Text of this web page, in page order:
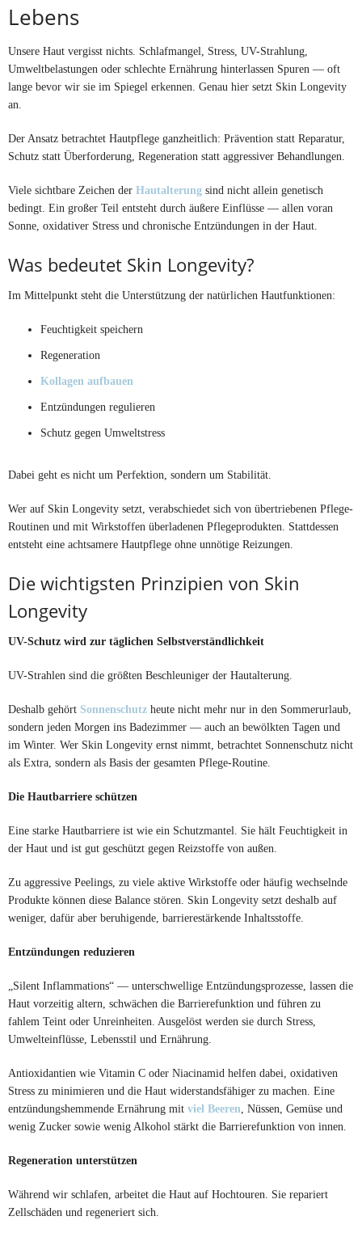
Lebens
Unsere Haut vergisst nichts. Schlafmangel, Stress, UV-Strahlung,
Umweltbelastungen oder schlechte Ernährung hinterlassen Spuren — oft
lange bevor wir sie im Spiegel erkennen. Genau hier setzt Skin Longevity
an.
Der Ansatz betrachtet Hautpflege ganzheitlich: Prävention statt Reparatur,
Schutz statt Überforderung, Regeneration statt aggressiver Behandlungen.
Viele sichtbare Zeichen der Hautalterung sind nicht allein genetisch
bedingt. Ein großer Teil entsteht durch äußere Einflüsse — allen voran
Sonne, oxidativer Stress und chronische Entzündungen in der Haut.
Was bedeutet Skin Longevity?
Im Mittelpunkt steht die Unterstützung der natürlichen Hautfunktionen:
Feuchtigkeit speichern
Regeneration
Kollagen aufbauen
Entzündungen regulieren
Schutz gegen Umweltstress
Dabei geht es nicht um Perfektion, sondern um Stabilität.
Wer auf Skin Longevity setzt, verabschiedet sich von übertriebenen Pflege-
Routinen und mit Wirkstoffen überladenen Pflegeprodukten. Stattdessen
entsteht eine achtsamere Hautpflege ohne unnötige Reizungen.
Die wichtigsten Prinzipien von Skin
Longevity
UV-Schutz wird zur täglichen Selbstverständlichkeit
UV-Strahlen sind die größten Beschleuniger der Hautalterung.
Deshalb gehört Sonnenschutz heute nicht mehr nur in den Sommerurlaub,
sondern jeden Morgen ins Badezimmer — auch an bewölkten Tagen und
im Winter. Wer Skin Longevity ernst nimmt, betrachtet Sonnenschutz nicht
als Extra, sondern als Basis der gesamten Pflege-Routine.
Die Hautbarriere schützen
Eine starke Hautbarriere ist wie ein Schutzmantel. Sie hält Feuchtigkeit in
der Haut und ist gut geschützt gegen Reizstoffe von außen.
Zu aggressive Peelings, zu viele aktive Wirkstoffe oder häufig wechselnde
Produkte können diese Balance stören. Skin Longevity setzt deshalb auf
weniger, dafür aber beruhigende, barrierestärkende Inhaltsstoffe.
Entzündungen reduzieren
„Silent Inflammations“ — unterschwellige Entzündungsprozesse, lassen die
Haut vorzeitig altern, schwächen die Barrierefunktion und führen zu
fahlem Teint oder Unreinheiten. Ausgelöst werden sie durch Stress,
Umwelteinflüsse, Lebensstil und Ernährung.
Antioxidantien wie Vitamin C oder Niacinamid helfen dabei, oxidativen
Stress zu minimieren und die Haut widerstandsfähiger zu machen. Eine
entzündungshemmende Ernährung mit viel Beeren , Nüssen, Gemüse und
wenig Zucker sowie wenig Alkohol stärkt die Barrierefunktion von innen.
Regeneration unterstützen
Während wir schlafen, arbeitet die Haut auf Hochtouren. Sie repariert
Zellschäden und regeneriert sich.